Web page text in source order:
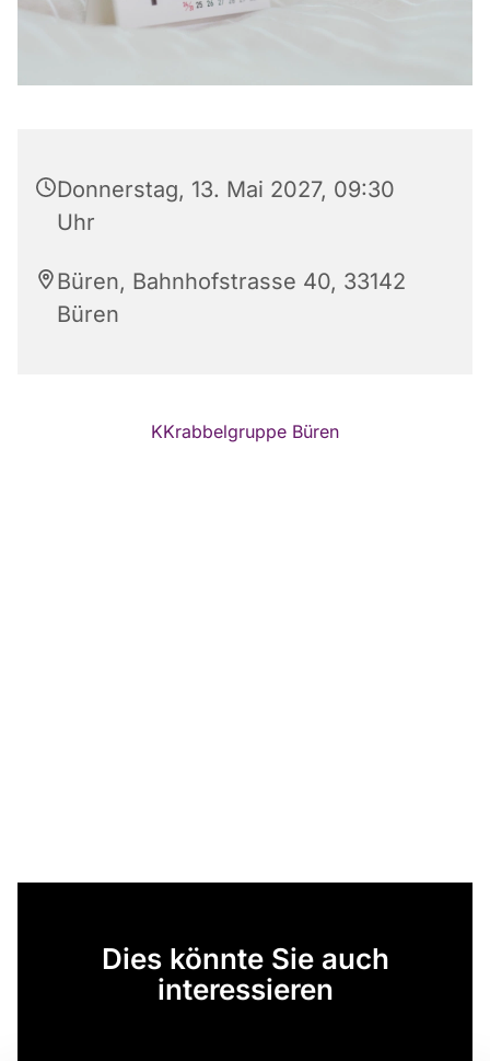
Donnerstag, 13. Mai 2027, 09:30
Uhr
Büren, Bahnhofstrasse 40, 33142
Büren
KKrabbelgruppe Büren
Dies könnte Sie auch
interessieren